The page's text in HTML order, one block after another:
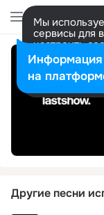
Мы
сервисы для
настроить
Разрешить
Другие песни
Информация
на